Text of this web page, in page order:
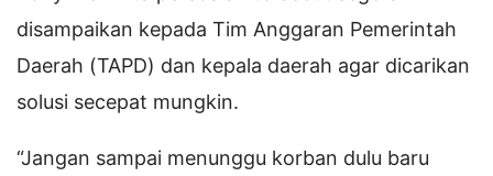
disampaikan kepada Tim Anggaran Pemerintah
Daerah (TAPD) dan kepala daerah agar dicarikan
solusi secepat mungkin.
“Jangan sampai menunggu korban dulu baru